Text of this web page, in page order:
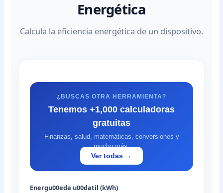
Energética
Calcula la eficiencia energética de un dispositivo.
¿BUSCAS OTRA HERRAMIENTA?
Tenemos +1,000 calculadoras
gratuitas
Finanzas, salud, matemáticas, conversiones y
mucho más.
Ver todas →
Energu00eda u00datil (kWh)